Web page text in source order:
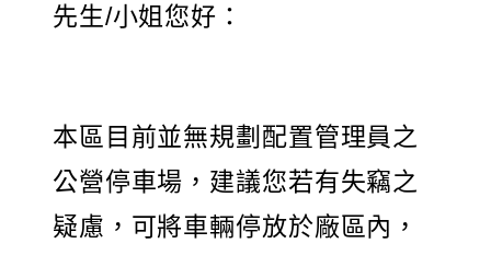
先生/小姐您好：
本區目前並無規劃配置管理員之
公營停車場，建議您若有失竊之
疑慮，可將車輛停放於廠區內，